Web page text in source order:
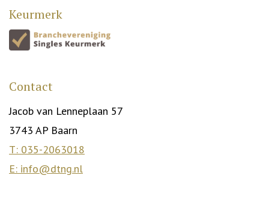
Keurmerk
Contact
Jacob van Lenneplaan 57
3743 AP Baarn
T: 035-2063018
E: info@dtng.nl